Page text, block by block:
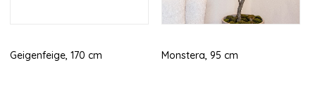
Geigenfeige, 170 cm Monstera, 95 cm